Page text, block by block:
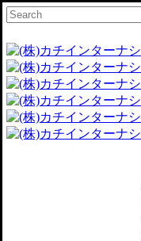
Skip
to
main
content
Close
Search